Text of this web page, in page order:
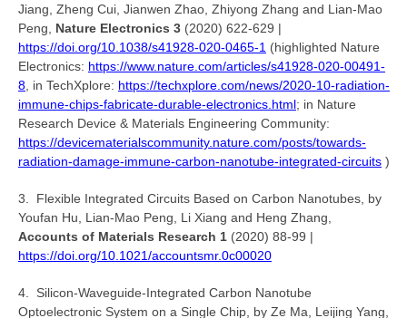
Jiang, Zheng Cui, Jianwen Zhao, Zhiyong Zhang and Lian-Mao
Peng, Nature Electronics 3 (2020) 622-629 |
https://doi.org/10.1038/s41928-020-0465-1 (highlighted Nature
Electronics: https://www.nature.com/articles/s41928-020-00491-
8 , in TechXplore: https://techxplore.com/news/2020-10-radiation-
immune-chips-fabricate-durable-electronics.html; in Nature
Research Device & Materials Engineering Community:
https://devicematerialscommunity.nature.com/posts/towards-
radiation-damage-immune-carbon-nanotube-integrated-circuits )
3. Flexible Integrated Circuits Based on Carbon Nanotubes, by
Youfan Hu, Lian-Mao Peng, Li Xiang and Heng Zhang,
Accounts of Materials Research 1 (2020) 88-99 |
https://doi.org/10.1021/accountsmr.0c00020
4. Silicon-Waveguide-Integrated Carbon Nanotube
Optoelectronic System on a Single Chip, by Ze Ma, Leijing Yang,